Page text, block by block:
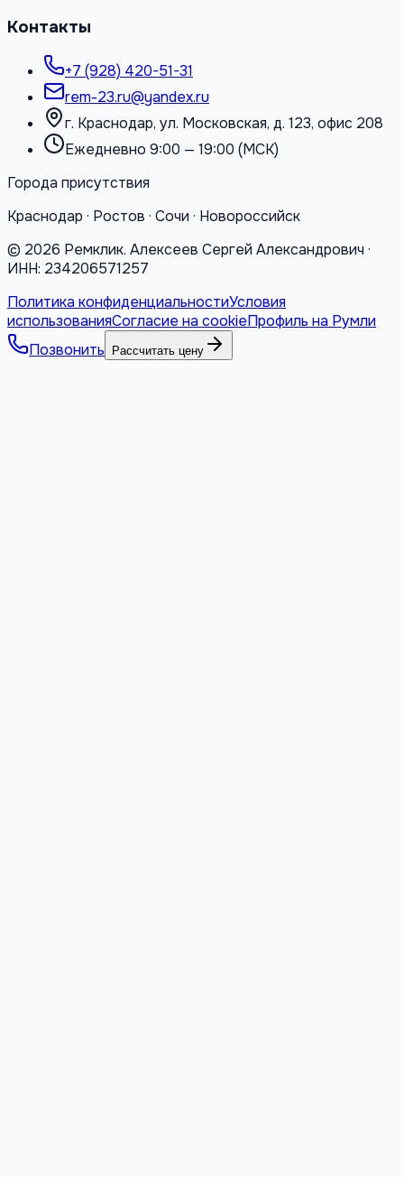
Контакты
+7 (928) 420-51-31
rem-23.ru@yandex.ru
г. Краснодар, ул. Московская, д. 123, офис 208
Ежедневно 9:00 — 19:00 (МСК)
Города присутствия
Краснодар · Ростов · Сочи · Новороссийск
© 2026 Ремклик. Алексеев Сергей Александрович ·
ИНН: 234206571257
Политика конфиденциальностиУсловия
использованияСогласие на cookieПрофиль на Румли
Позвонить
Рассчитать цену